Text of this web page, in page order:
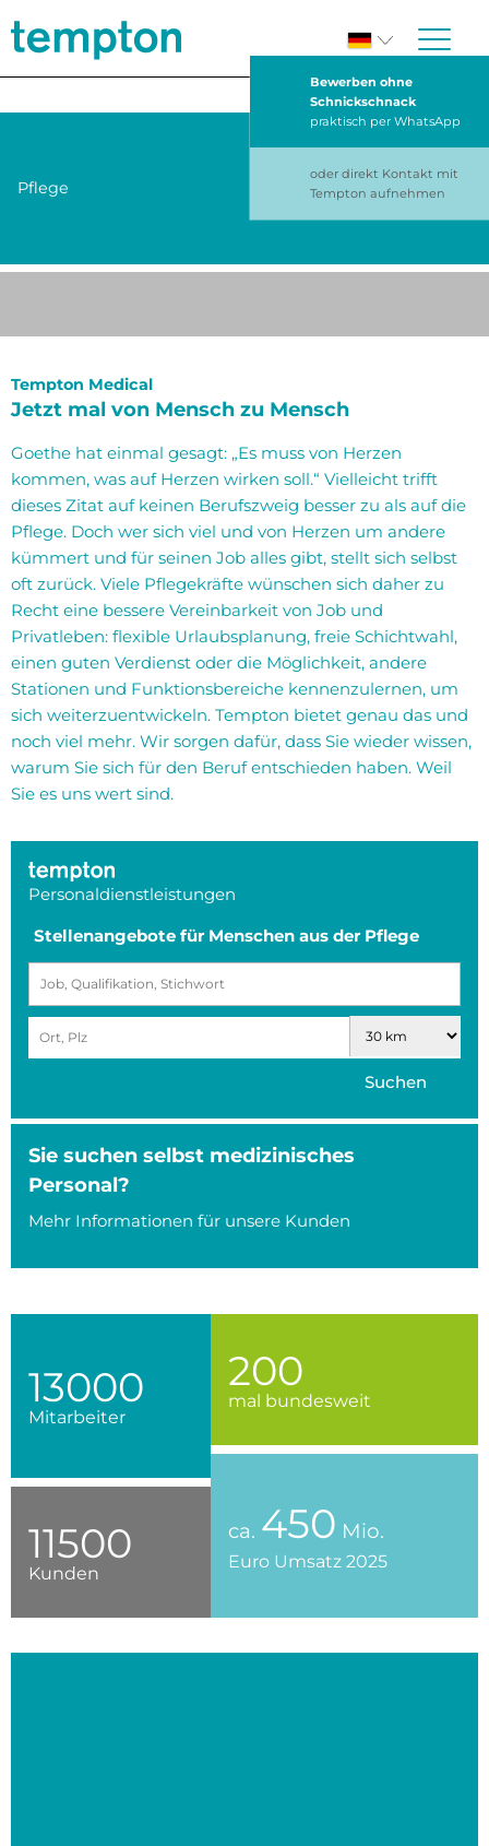
Bewerben ohne
Schnickschnack
praktisch per WhatsApp
oder direkt Kontakt mit
Tempton aufnehmen
Pflege
Tempton Medical
Jetzt mal von Mensch zu Mensch
Goethe hat einmal gesagt: „Es muss von Herzen
kommen, was auf Herzen wirken soll.“ Vielleicht trifft
dieses Zitat auf keinen Berufszweig besser zu als auf die
Pflege. Doch wer sich viel und von Herzen um andere
kümmert und für seinen Job alles gibt, stellt sich selbst
oft zurück. Viele Pflegekräfte wünschen sich daher zu
Recht eine bessere Vereinbarkeit von Job und
Privatleben: flexible Urlaubsplanung, freie Schichtwahl,
einen guten Verdienst oder die Möglichkeit, andere
Stationen und Funktionsbereiche kennenzulernen, um
sich weiterzuentwickeln. Tempton bietet genau das und
noch viel mehr. Wir sorgen dafür, dass Sie wieder wissen,
warum Sie sich für den Beruf entschieden haben. Weil
Sie es uns wert sind.
Personaldienstleistungen
Stellenangebote für Menschen aus der Pflege
Suchen
Sie suchen selbst medizinisches
Personal?
Mehr Informationen für unsere Kunden
13000
Mitarbeiter
11500
Kunden
200
mal bundesweit
ca. 450 Mio.
Euro Umsatz 2025